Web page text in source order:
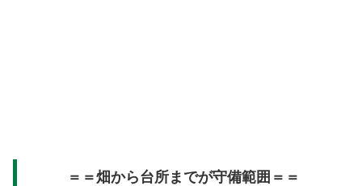
＝＝畑から台所までが守備範囲＝＝